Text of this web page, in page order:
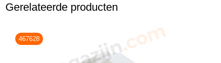
Gerelateerde producten
467628